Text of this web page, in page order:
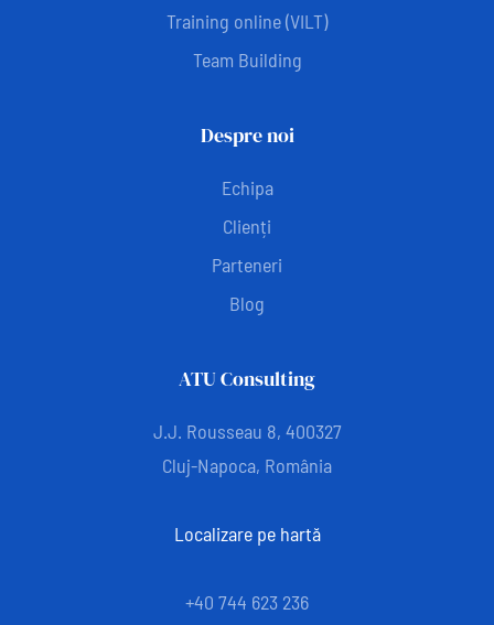
Training online (VILT)
Team Building
Despre noi
Echipa
Clienți
Parteneri
Blog
ATU Consulting
J.J. Rousseau 8, 400327
Cluj-Napoca, România
Localizare pe hartă
+40 744 623 236